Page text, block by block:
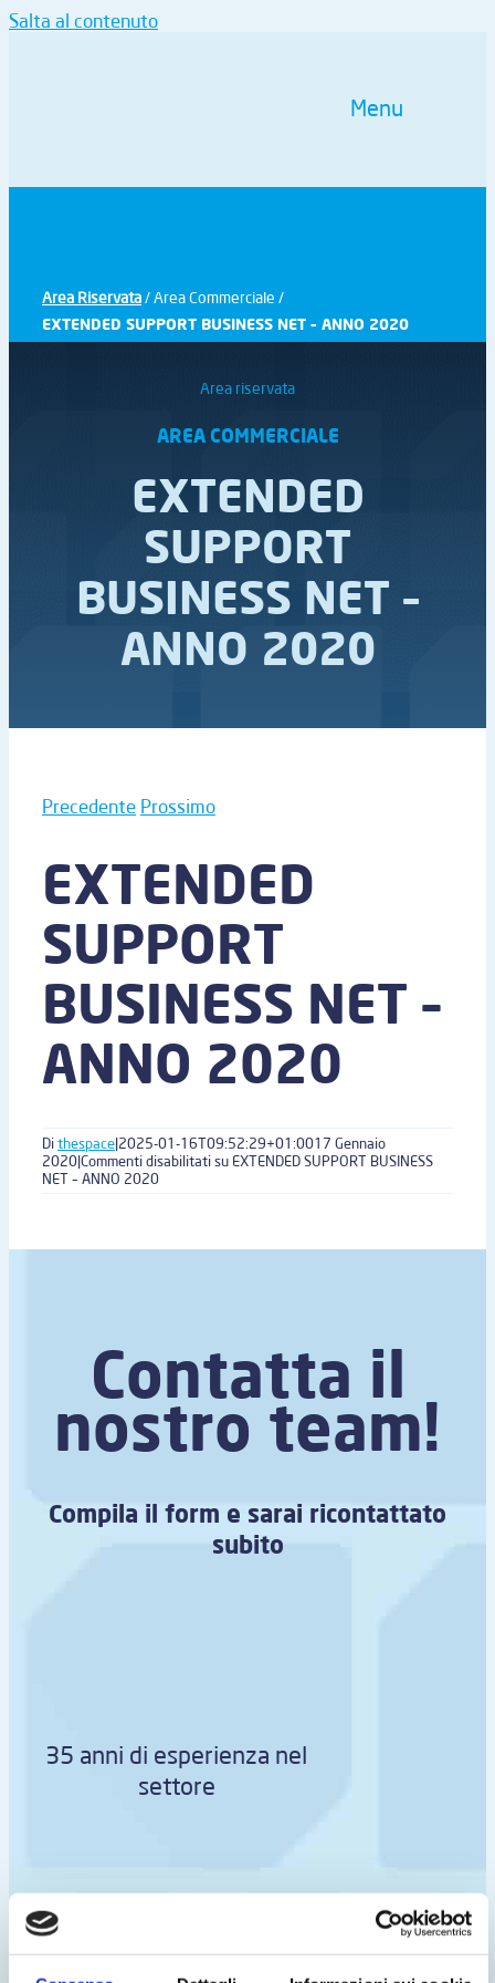
Salta al contenuto
Menu
Area Riservata/ Area Commerciale /
EXTENDED SUPPORT BUSINESS NET – ANNO 2020
Area riservata
AREA COMMERCIALE
EXTENDED
SUPPORT
BUSINESS NET –
ANNO 2020
Precedente Prossimo
EXTENDED
SUPPORT
BUSINESS NET –
ANNO 2020
Dithespace|2025-01-16T09:52:29+01:0017 Gennaio
2020|Commenti disabilitatisu EXTENDED SUPPORT BUSINESS
NET – ANNO 2020
Contatta il
nostro team!
Compila il form e sarai ricontattato
subito
35 anni di esperienza nel
settore
Assistenza tecnica qualificata